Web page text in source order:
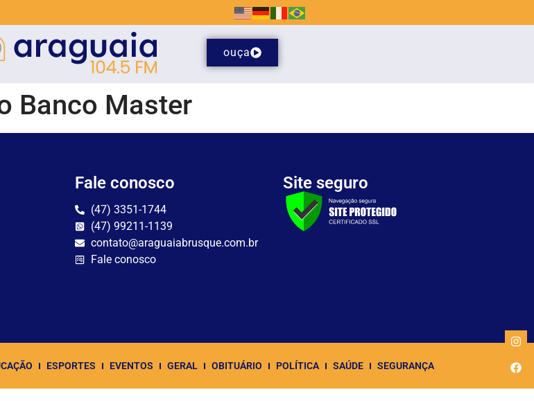
ouça
Banco Master
Fale conosco
(47) 3351-1744
(47) 99211-1139
contato@araguaiabrusque.com.br
Fale conosco
Site seguro
ESPORTES EVENTOS GERAL OBITUÁRIO POLÍTICA SAÚDE SEGURANÇA